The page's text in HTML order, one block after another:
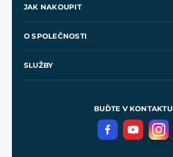
JAK NAKOUPIT
Velkoobchod
O SPOLEČNOSTI
SLUŽBY
Meče pro Kingdom Come
BUĎTE V KONTAKTU